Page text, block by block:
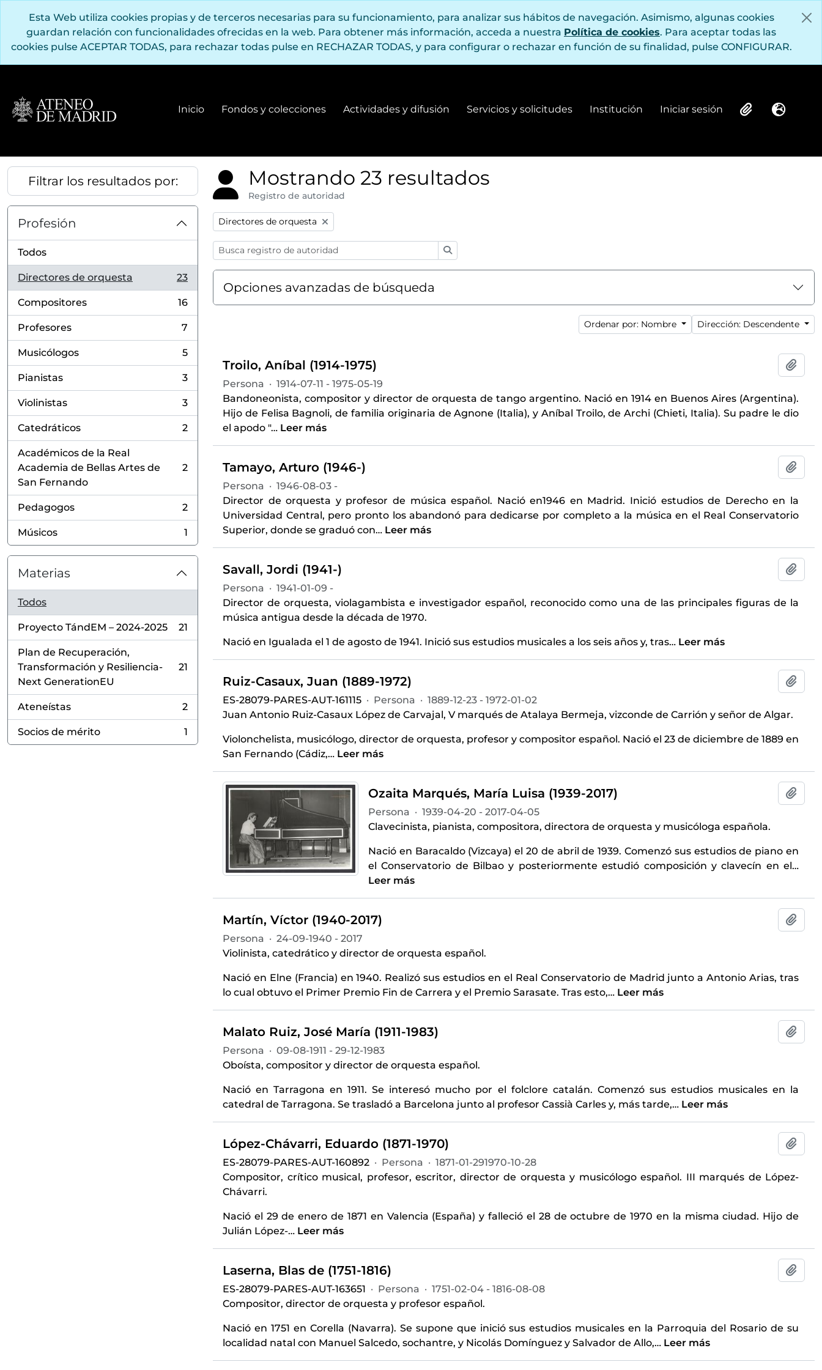
Esta Web utiliza cookies propias y de terceros necesarias para su funcionamiento, para analizar sus hábitos de navegación. Asimismo, algunas cookies
guardan relación con funcionalidades ofrecidas en la web. Para obtener más información, acceda a nuestra Política de cookies. Para aceptar todas las
cookies pulse ACEPTAR TODAS, para rechazar todas pulse en RECHAZAR TODAS, y para configurar o rechazar en función de su finalidad, pulse CONFIGURAR.
Inicio Fondos y colecciones
Fondos y colecciones
Actividades y difusión
Actividades y difusión
Servicios y solicitudes Institución
Institución
Iniciar sesión
Iniciar sesión ClipboardIdioma
Filtrar los resultados por:
Profesión
Todos
Directores de orquesta
, 23 resultados
23
Compositores
, 16 resultados
16
Profesores
, 7 resultados
7
Musicólogos
, 5 resultados
5
Pianistas
, 3 resultados
3
Violinistas
, 3 resultados
3
Catedráticos
, 2 resultados
2
Académicos de la Real
Academia de Bellas Artes de
San Fernando
, 2 resultados
2
Pedagogos
, 2 resultados
2
Músicos
, 1 resultados
1
Materias
Todos
Proyecto TándEM – 2024-2025
, 21 resultados
21
Plan de Recuperación,
Transformación y Resiliencia-
Next GenerationEU
, 21 resultados
21
Ateneístas
, 2 resultados
2
Socios de mérito
, 1 resultados
1
Mostrando 23 resultados
Registro de autoridad
Remove filter:
Directores de orquesta
Opciones avanzadas de búsqueda
Ordenar por: Nombre Dirección: Descendente
Troilo, Aníbal (1914-1975)
Persona · 1914-07-11 - 1975-05-19
Bandoneonista, compositor y director de orquesta de tango argentino. Nació en 1914 en Buenos Aires (Argentina).
Hijo de Felisa Bagnoli, de familia originaria de Agnone (Italia), y Aníbal Troilo, de Archi (Chieti, Italia). Su padre le dio
el apodo "… Leer más
Tamayo, Arturo (1946-)
Persona · 1946-08-03 -
Director de orquesta y profesor de música español. Nació en1946 en Madrid. Inició estudios de Derecho en la
Universidad Central, pero pronto los abandonó para dedicarse por completo a la música en el Real Conservatorio
Superior, donde se graduó con… Leer más
Savall, Jordi (1941-)
Persona · 1941-01-09 -
Director de orquesta, violagambista e investigador español, reconocido como una de las principales figuras de la
música antigua desde la década de 1970.
Nació en Igualada el 1 de agosto de 1941. Inició sus estudios musicales a los seis años y, tras… Leer más
Ruiz-Casaux, Juan (1889-1972)
ES-28079-PARES-AUT-161115 · Persona · 1889-12-23 - 1972-01-02
Juan Antonio Ruiz-Casaux López de Carvajal, V marqués de Atalaya Bermeja, vizconde de Carrión y señor de Algar.
Violonchelista, musicólogo, director de orquesta, profesor y compositor español. Nació el 23 de diciembre de 1889 en
San Fernando (Cádiz,… Leer más
Ozaita Marqués, María Luisa (1939-2017)
Persona · 1939-04-20 - 2017-04-05
Clavecinista, pianista, compositora, directora de orquesta y musicóloga española.
Nació en Baracaldo (Vizcaya) el 20 de abril de 1939. Comenzó sus estudios de piano en
el Conservatorio de Bilbao y posteriormente estudió composición y clavecín en el…
Leer más
Martín, Víctor (1940-2017)
Persona · 24-09-1940 - 2017
Violinista, catedrático y director de orquesta español.
Nació en Elne (Francia) en 1940. Realizó sus estudios en el Real Conservatorio de Madrid junto a Antonio Arias, tras
lo cual obtuvo el Primer Premio Fin de Carrera y el Premio Sarasate. Tras esto,… Leer más
Malato Ruiz, José María (1911-1983)
Persona · 09-08-1911 - 29-12-1983
Oboísta, compositor y director de orquesta español.
Nació en Tarragona en 1911. Se interesó mucho por el folclore catalán. Comenzó sus estudios musicales en la
catedral de Tarragona. Se trasladó a Barcelona junto al profesor Cassià Carles y, más tarde,… Leer más
López-Chávarri, Eduardo (1871-1970)
ES-28079-PARES-AUT-160892 · Persona · 1871-01-291970-10-28
Compositor, crítico musical, profesor, escritor, director de orquesta y musicólogo español. III marqués de López-
Chávarri.
Nació el 29 de enero de 1871 en Valencia (España) y falleció el 28 de octubre de 1970 en la misma ciudad. Hijo de
Julián López-… Leer más
Laserna, Blas de (1751-1816)
ES-28079-PARES-AUT-163651 · Persona · 1751-02-04 - 1816-08-08
Compositor, director de orquesta y profesor español.
Nació en 1751 en Corella (Navarra). Se supone que inició sus estudios musicales en la Parroquia del Rosario de su
localidad natal con Manuel Salcedo, sochantre, y Nicolás Domínguez y Salvador de Allo,… Leer más